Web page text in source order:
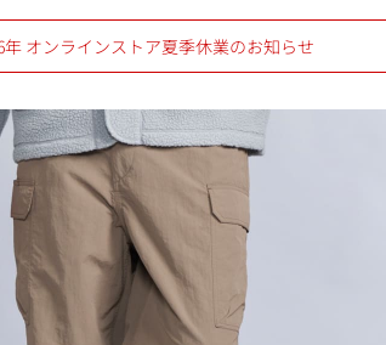
年 オンラインストア夏季休業のお知らせ